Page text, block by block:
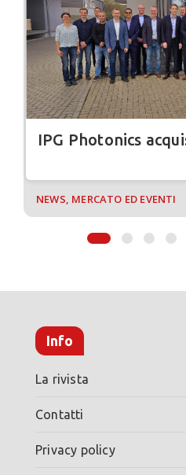
IPG Photonics
NEWS, MERCATO ED EVENTI
Info
La rivista
Contatti
Privacy policy